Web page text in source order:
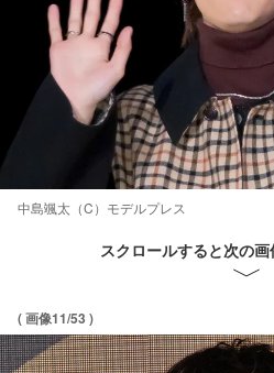
中島颯太（C）モデルプレス
スクロールすると次の
( 画像11/53 )